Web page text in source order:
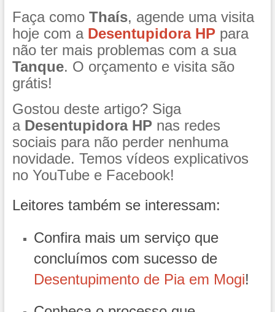
Faça como Thaís, agende uma visita
hoje com a Desentupidora HPpara
não ter mais problemas com a sua
Tanque. O orçamento e visita são
grátis!
Gostou deste artigo? Siga
a Desentupidora HPnas redes
sociais para não perder nenhuma
novidade. Temos vídeos explicativos
no YouTube e Facebook!
Leitores também se interessam:
Confira mais um serviço que
concluímos com sucesso de
Desentupimento de Pia em Mogi!